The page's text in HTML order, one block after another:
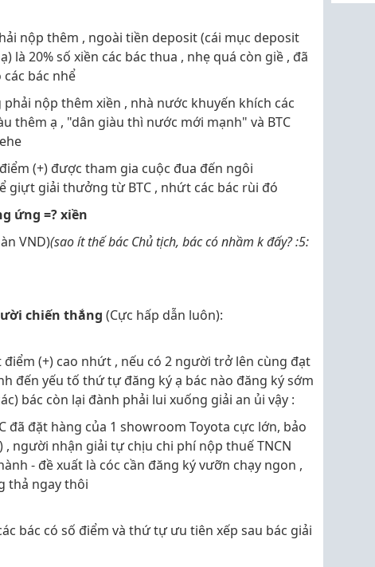
nộp thêm , ngoài tiền deposit (cái mục deposit
là 20% số xiền các bác thua , nhẹ quá còn giề , đã
bác nhể
phải nộp thêm xiền , nhà nước khuyến khích các
thêm ạ , "dân giàu thì nước mới mạnh" và BTC
(+) được tham gia cuộc đua đến ngôi
giựt giải thưởng từ BTC , nhứt các bác rùi đó
ứng =? xiền
VND)(sao ít thế bác Chủ tịch, bác có nhầm k đấy? :5:
chiến thắng (Cực hấp dẫn luôn):
(+) cao nhứt , nếu có 2 người trở lên cùng đạt
đến yếu tố thứ tự đăng ký ạ bác nào đăng ký sớm
bác còn lại đành phải lui xuống giải an ủi vậy :
đã đặt hàng của 1 showroom Toyota cực lớn, bảo
, người nhận giải tự chịu chi phí nộp thuế TNCN
- đề xuất là cóc cần đăng ký vưỡn chạy ngon ,
thả ngay thôi
bác có số điểm và thứ tự ưu tiên xếp sau bác giải